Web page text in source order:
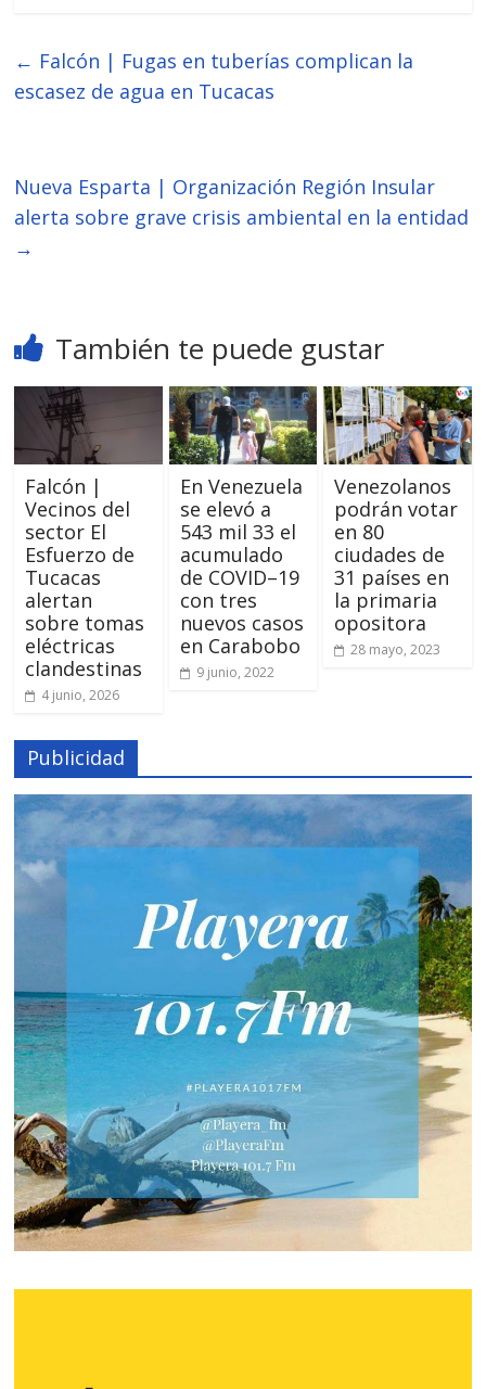
← Falcón | Fugas en tuberías complican la
escasez de agua en Tucacas
Nueva Esparta | Organización Región Insular
alerta sobre grave crisis ambiental en la entidad
→
También te puede gustar
Falcón |
Vecinos del
sector El
Esfuerzo de
Tucacas
alertan
sobre tomas
eléctricas
clandestinas
4 junio, 2026
En Venezuela
se elevó a
543 mil 33 el
acumulado
de COVID–19
con tres
nuevos casos
en Carabobo
9 junio, 2022
Venezolanos
podrán votar
en 80
ciudades de
31 países en
la primaria
opositora
28 mayo, 2023
Publicidad